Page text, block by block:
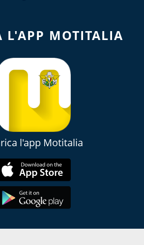
L'APP MOTITALIA
l'app Motitalia